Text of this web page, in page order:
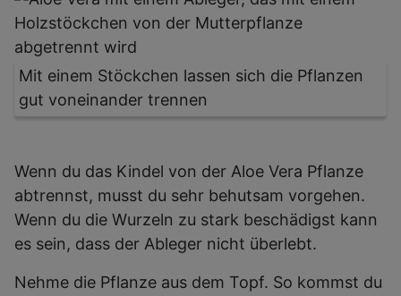
Mit einem Stöckchen lassen sich die Pflanzen
gut voneinander trennen
Wenn du das Kindel von der Aloe Vera Pflanze
abtrennst, musst du sehr behutsam vorgehen.
Wenn du die Wurzeln zu stark beschädigst kann
es sein, dass der Ableger nicht überlebt.
Nehme die Pflanze aus dem Topf. So kommst du